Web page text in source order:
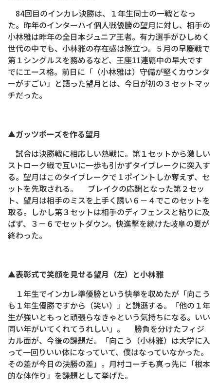
84回目のインカレ決勝は、１年生同士の一戦となっ
た。昨年のインターハイ個人戦優勝の望月に対し、相手の
小林雅は昨年の全日本ジュニア王者。有力選手がひしめく
世代の中でも、小林雅の存在感は際立つ。５月の早慶戦で
第１シングルスを務めるなど、王座11連覇中の早大です
でにエース格。前日に「（小林雅は）守備が堅くカウンタ
ーがすごい」と語った望月とは、今日が初の３セットマッ
チだった。
▲ガッツポーズを作る望月
試合は決勝戦に相応しい熱戦に。第１セットから激しい
ストローク戦で互いに一歩も引かずタイブレークに突入す
る。望月はこのタイブレークで１ポイントしか奪えず、セ
ットを先取される。 ブレイクの応酬となった第２セッ
ト、望月は相手のミスを上手く誘い６－４でこのセットを
取る。しかし第３セットは相手のディフェンスと粘りに及
ばず、３－６でセットダウン。快進撃を続けた岐阜の夏が
終わった。
▲表彰式で笑顔を見せる望月（左）と小林雅
１年生でインカレ準優勝という快挙を収めたが「向こう
も１年生優勝ですから（笑い）」と謙遜する。「他の１年
生が強いともっと頑張らなきゃという気持ちになる。いい
同い年がいてくれてうれしい」。 勝負を分けたフィジ
カル面が、今後の課題だ。「向こう（小林雅）は大学に入
って一回りいい体になっていて、僕はなっていなかった。
その差が今日の決勝の差」。月村コーチも真っ先に「根本
的な体作り」を課題として挙げた。